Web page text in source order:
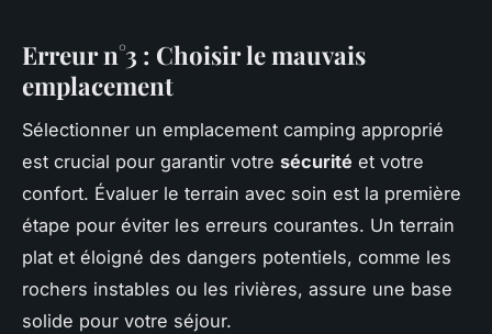
Erreur n°3 : Choisir le mauvais
emplacement
Sélectionner un emplacement camping approprié
est crucial pour garantir votre sécurité et votre
confort. Évaluer le terrain avec soin est la première
étape pour éviter les erreurs courantes. Un terrain
plat et éloigné des dangers potentiels, comme les
rochers instables ou les rivières, assure une base
solide pour votre séjour.